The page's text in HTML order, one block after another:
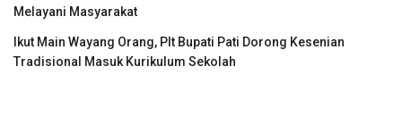
Melayani Masyarakat
Ikut Main Wayang Orang, Plt Bupati Pati Dorong Kesenian
Tradisional Masuk Kurikulum Sekolah